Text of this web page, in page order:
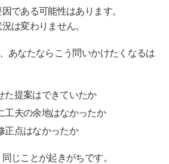
である可能性はあります。
は変わりません。
あなたならこう問いかけたくなるは
た提案はできていたか
工夫の余地はなかったか
正点はなかったか
じことが起きがちです。